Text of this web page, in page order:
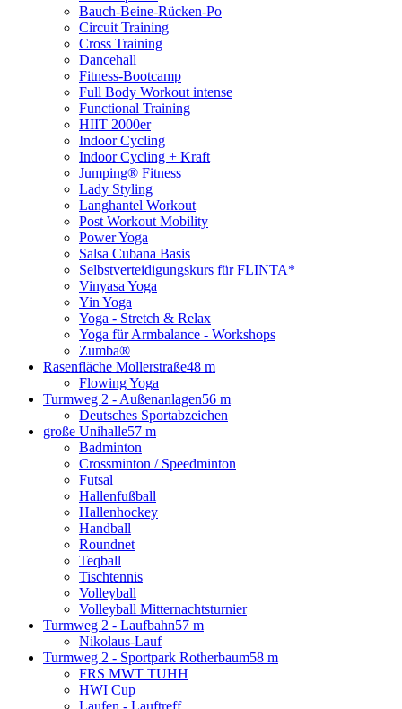
Bauch-Beine-Rücken-Po
Circuit Training
Cross Training
Dancehall
Fitness-Bootcamp
Full Body Workout intense
Functional Training
HIIT 2000er
Indoor Cycling
Indoor Cycling + Kraft
Jumping® Fitness
Lady Styling
Langhantel Workout
Post Workout Mobility
Power Yoga
Salsa Cubana Basis
Selbstverteidigungskurs für FLINTA*
Vinyasa Yoga
Yin Yoga
Yoga - Stretch & Relax
Yoga für Armbalance - Workshops
Zumba®
Rasenfläche Mollerstraße48 m
Flowing Yoga
Turmweg 2 - Außenanlagen56 m
Deutsches Sportabzeichen
große Unihalle57 m
Badminton
Crossminton / Speedminton
Futsal
Hallenfußball
Hallenhockey
Handball
Roundnet
Teqball
Tischtennis
Volleyball
Volleyball Mitternachtsturnier
Turmweg 2 - Laufbahn57 m
Nikolaus-Lauf
Turmweg 2 - Sportpark Rotherbaum58 m
FRS MWT TUHH
HWI Cup